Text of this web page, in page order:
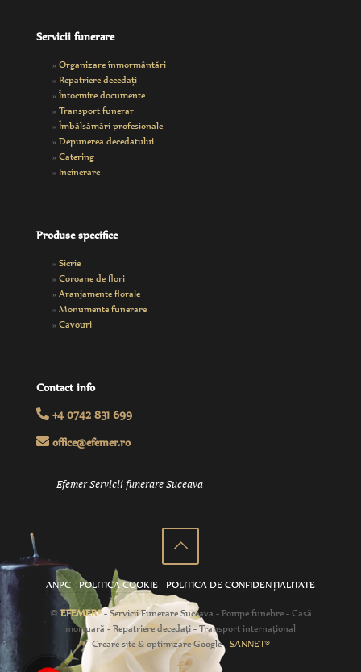
Servicii funerare
» Organizare înmormântări
» Repatriere decedaţi
» Întocmire documente
» Transport funerar
» Îmbălsămări profesionale
» Depunerea decedatului
» Catering
» Incinerare
Produse specifice
» Sicrie
» Coroane de flori
» Aranjamente florale
» Monumente funerare
» Cavouri
Contact info
+4 0742 831 699
office@efemer.ro
Efemer Servicii funerare Suceava
ANPC-POLITICA COOKIE-POLITICA DE CONFIDENŢIALITATE
© EFEMER®- Servicii Funerare Suceava - Pompe funebre - Casă
mortuară - Repatriere decedaţi - Transport internaţional
Creare site & optimizare Google -SANNET®